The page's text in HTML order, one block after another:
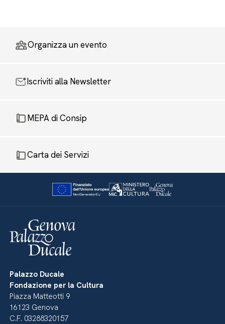
Organizza un evento
Iscriviti alla Newsletter
MEPA di Consip
Carta dei Servizi
Palazzo Ducale
Fondazione per la Cultura
Piazza Matteotti 9
16123 Genova
C.F. 03288320157